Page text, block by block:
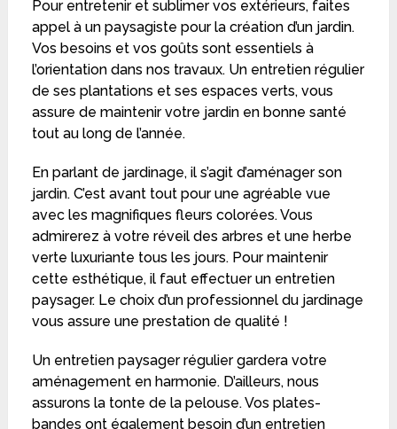
Pour entretenir et sublimer vos extérieurs, faites
appel à un paysagiste pour la création d’un jardin.
Vos besoins et vos goûts sont essentiels à
l’orientation dans nos travaux. Un entretien régulier
de ses plantations et ses espaces verts, vous
assure de maintenir votre jardin en bonne santé
tout au long de l’année.
En parlant de jardinage, il s’agit d’aménager son
jardin. C’est avant tout pour une agréable vue
avec les magnifiques fleurs colorées. Vous
admirerez à votre réveil des arbres et une herbe
verte luxuriante tous les jours. Pour maintenir
cette esthétique, il faut effectuer un entretien
paysager. Le choix d’un professionnel du jardinage
vous assure une prestation de qualité !
Un entretien paysager régulier gardera votre
aménagement en harmonie. D’ailleurs, nous
assurons la tonte de la pelouse. Vos plates-
bandes ont également besoin d’un entretien